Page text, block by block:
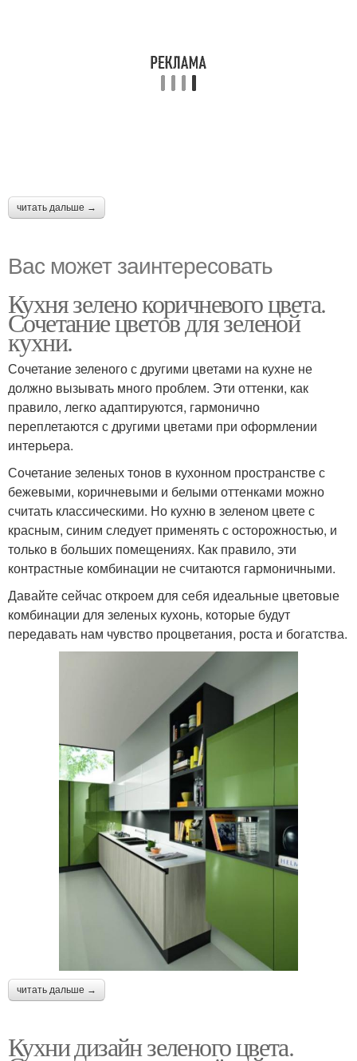
читать дальше →
Вас может заинтересовать
Кухня зелено коричневого цвета.
Сочетание цветов для зеленой
кухни.
Сочетание зеленого с другими цветами на кухне не
должно вызывать много проблем. Эти оттенки, как
правило, легко адаптируются, гармонично
переплетаются с другими цветами при оформлении
интерьера.
Сочетание зеленых тонов в кухонном пространстве с
бежевыми, коричневыми и белыми оттенками можно
считать классическими. Но кухню в зеленом цвете с
красным, синим следует применять с осторожностью, и
только в больших помещениях. Как правило, эти
контрастные комбинации не считаются гармоничными.
Давайте сейчас откроем для себя идеальные цветовые
комбинации для зеленых кухонь, которые будут
передавать нам чувство процветания, роста и богатства.
читать дальше →
Кухни дизайн зеленого цвета.